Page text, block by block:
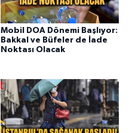
Mobil DOA Dönemi Başlıyor:
Bakkal ve Büfeler de İade
Noktası Olacak